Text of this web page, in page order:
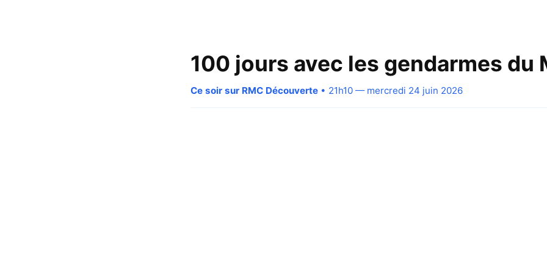
100 jours avec les gendarmes du
Ce soir sur RMC Découverte • 21h10 — mercredi 24 juin 2026